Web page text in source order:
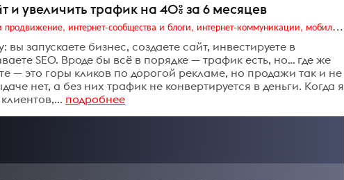
и увеличить трафик на 40% за 6 месяцев
Digital (web-дизайн, интернет-реклама и продвижение, интернет-сообщества и блоги, интернет-коммуникации, мобильный маркетинг, реклама на цифровых экранах)
вы запускаете бизнес, создаете сайт, инвестируете в
SEO. Вроде бы всё в порядке — трафик есть, но… где же
— это горы кликов по дорогой рекламе, но продажи так и не
нет, а без них трафик не конвертируется в деньги. Когда я
подробнее